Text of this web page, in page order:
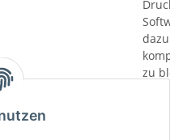
dazu
zu